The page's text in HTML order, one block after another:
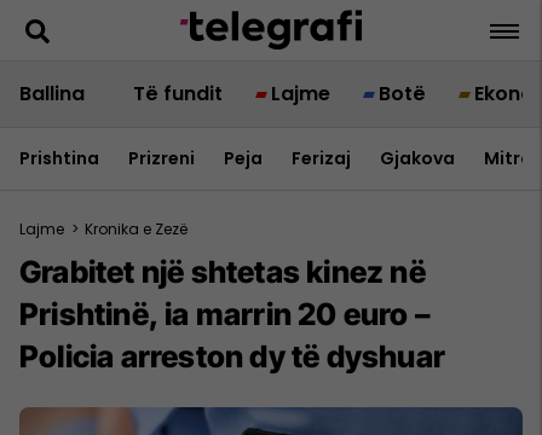
Ballina Të fundit Lajme Botë
Prishtina Prizreni Peja Ferizaj Gjakova
Lajme > Kronika e Zezë
Grabitet një shtetas kinez në
Prishtinë, ia marrin 20 euro –
Policia arreston dy të dyshuar